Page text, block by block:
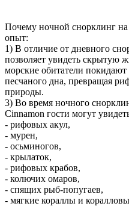
Почему ночной снорклинг
опыт:
1) В отличие от дневного
позволяет увидеть скрытую
морские обитатели
песчаного дна, превращая
природы.
3) Во время ночного
Cinnamon гости могут
- рифовых акул,
- мурен,
- осьминогов,
- крылаток,
- рифовых крабов,
- колючих омаров,
- спящих рыб-попугаев,
- мягкие кораллы и